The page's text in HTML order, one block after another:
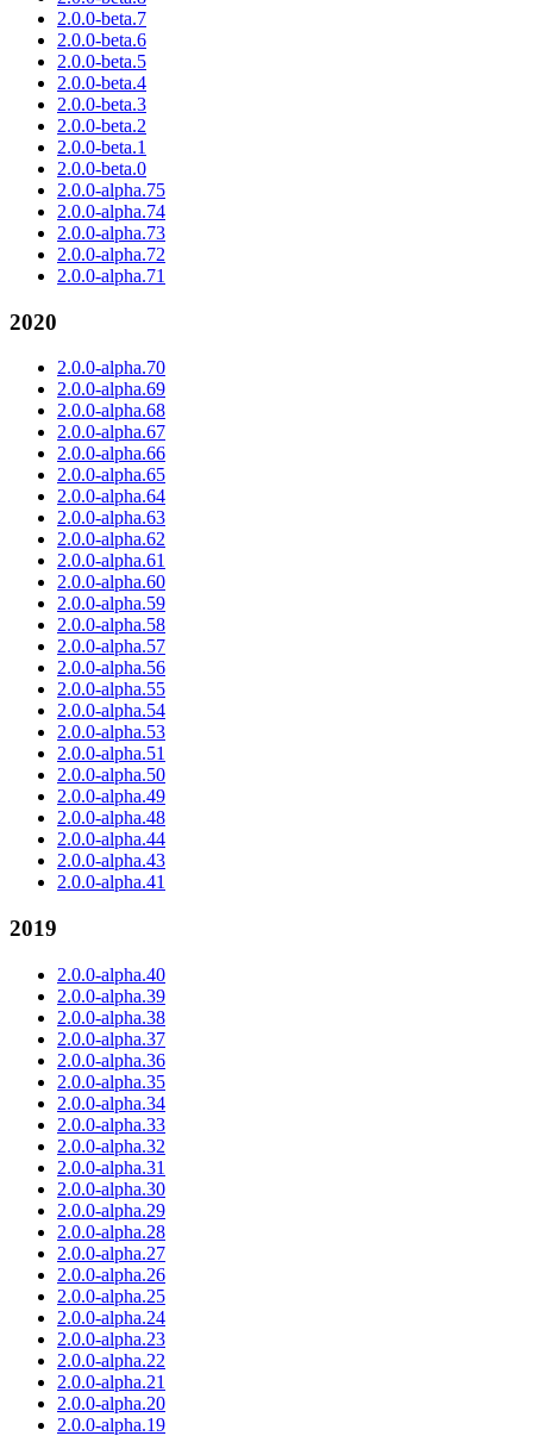
2.0.0-beta.7
2.0.0-beta.6
2.0.0-beta.5
2.0.0-beta.4
2.0.0-beta.3
2.0.0-beta.2
2.0.0-beta.1
2.0.0-beta.0
2.0.0-alpha.75
2.0.0-alpha.74
2.0.0-alpha.73
2.0.0-alpha.72
2.0.0-alpha.71
2020
2.0.0-alpha.70
2.0.0-alpha.69
2.0.0-alpha.68
2.0.0-alpha.67
2.0.0-alpha.66
2.0.0-alpha.65
2.0.0-alpha.64
2.0.0-alpha.63
2.0.0-alpha.62
2.0.0-alpha.61
2.0.0-alpha.60
2.0.0-alpha.59
2.0.0-alpha.58
2.0.0-alpha.57
2.0.0-alpha.56
2.0.0-alpha.55
2.0.0-alpha.54
2.0.0-alpha.53
2.0.0-alpha.51
2.0.0-alpha.50
2.0.0-alpha.49
2.0.0-alpha.48
2.0.0-alpha.44
2.0.0-alpha.43
2.0.0-alpha.41
2019
2.0.0-alpha.40
2.0.0-alpha.39
2.0.0-alpha.38
2.0.0-alpha.37
2.0.0-alpha.36
2.0.0-alpha.35
2.0.0-alpha.34
2.0.0-alpha.33
2.0.0-alpha.32
2.0.0-alpha.31
2.0.0-alpha.30
2.0.0-alpha.29
2.0.0-alpha.28
2.0.0-alpha.27
2.0.0-alpha.26
2.0.0-alpha.25
2.0.0-alpha.24
2.0.0-alpha.23
2.0.0-alpha.22
2.0.0-alpha.21
2.0.0-alpha.20
2.0.0-alpha.19